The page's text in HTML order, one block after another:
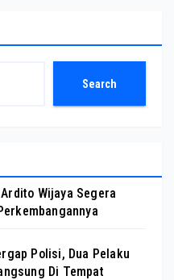
Search
Wijaya Segera
Polisi, Dua Pelaku
Di Tempat